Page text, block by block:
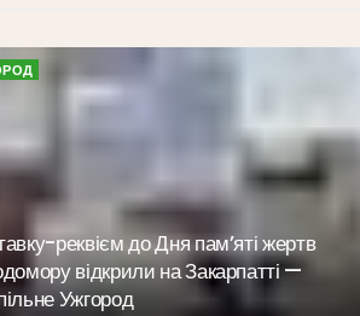
реквієм до Дня пам’яті жертв
відкрили на Закарпатті —
Ужгород